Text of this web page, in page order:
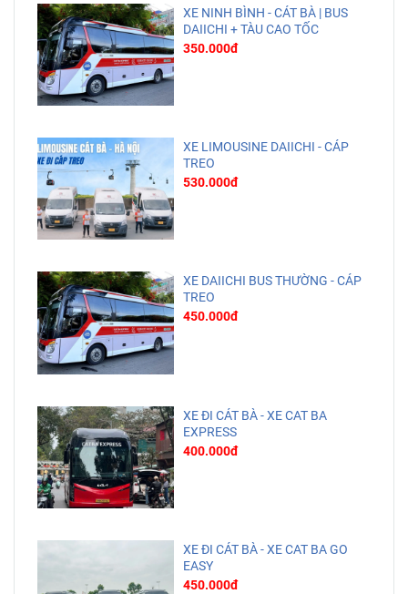
XE NINH BÌNH - CÁT BÀ | BUS
DAIICHI + TÀU CAO TỐC
350.000đ
XE LIMOUSINE DAIICHI - CÁP
TREO
530.000đ
XE DAIICHI BUS THƯỜNG - CÁP
TREO
450.000đ
XE ĐI CÁT BÀ - XE CAT BA
EXPRESS
400.000đ
XE ĐI CÁT BÀ - XE CAT BA GO
EASY
450.000đ